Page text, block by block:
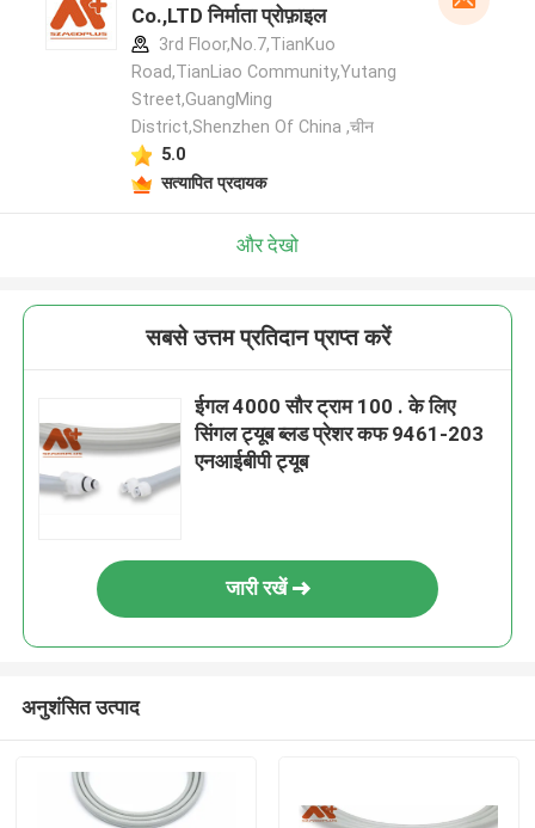
Co.,LTD निर्माता प्रोफ़ाइल
3rd Floor,No.7,TianKuo
Road,TianLiao Community,Yutang
Street,GuangMing
District,Shenzhen Of China ,चीन
5.0
सत्यापित प्रदायक
और देखो
सबसे उत्तम प्रतिदान प्राप्त करें
ईगल 4000 सौर ट्राम 100 . के लिए
सिंगल ट्यूब ब्लड प्रेशर कफ 9461-203
एनआईबीपी ट्यूब
जारी रखें
अनुशंसित उत्पाद